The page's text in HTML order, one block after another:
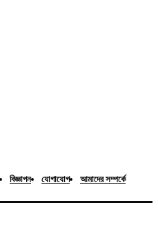
বিজ্ঞাপন যোগাযোগ আমাদের সম্পর্কে